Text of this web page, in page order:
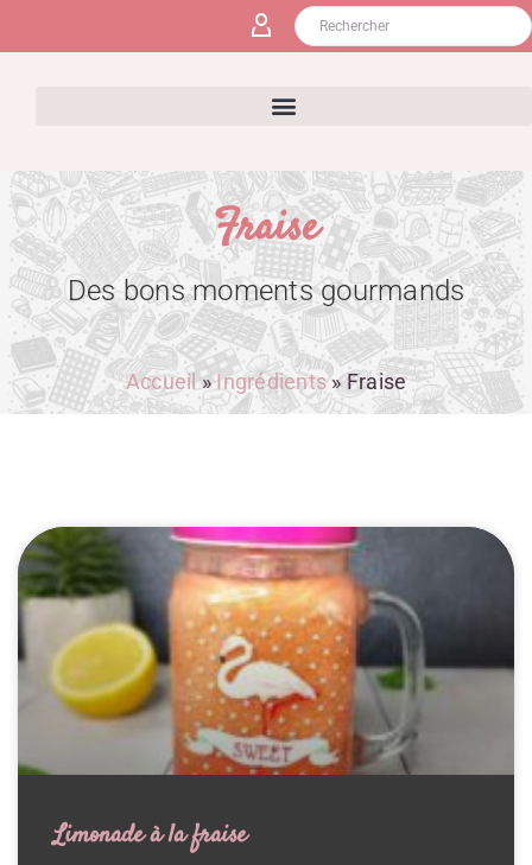
Fraise
Des bons moments gourmands
Accueil»Ingrédients»Fraise
Limonade à la fraise